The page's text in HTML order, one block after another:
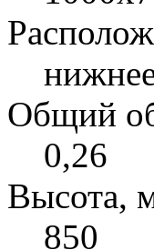
Общий
0,26
Высота,
850